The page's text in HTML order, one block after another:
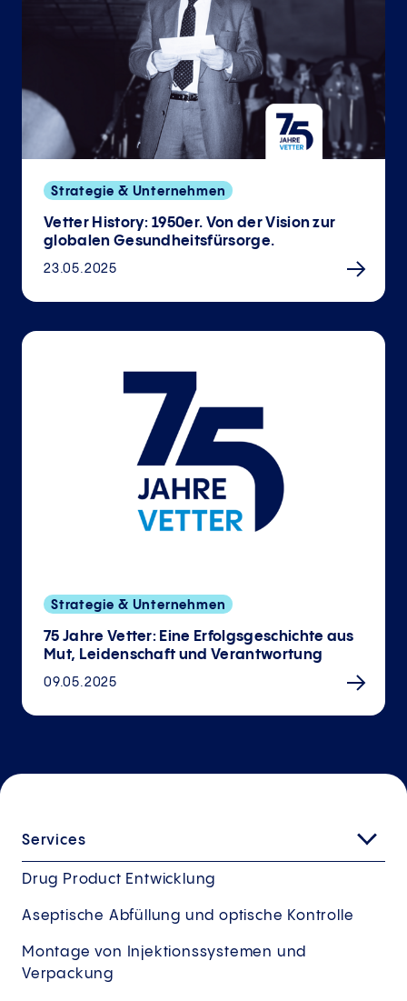
Strategie & Unternehmen
Vetter History: 1950er. Von der Vision zur
globalen Gesund­heits­fürsorge.
23.05.2025
Strategie & Unternehmen
75 Jahre Vetter: Eine Erfolgsgeschichte aus
Mut, Leidenschaft und Verantwortung
09.05.2025
Services
Drug Product Entwicklung
Aseptische Abfüllung und optische Kontrolle
Montage von Injektionssystemen und
Verpackung